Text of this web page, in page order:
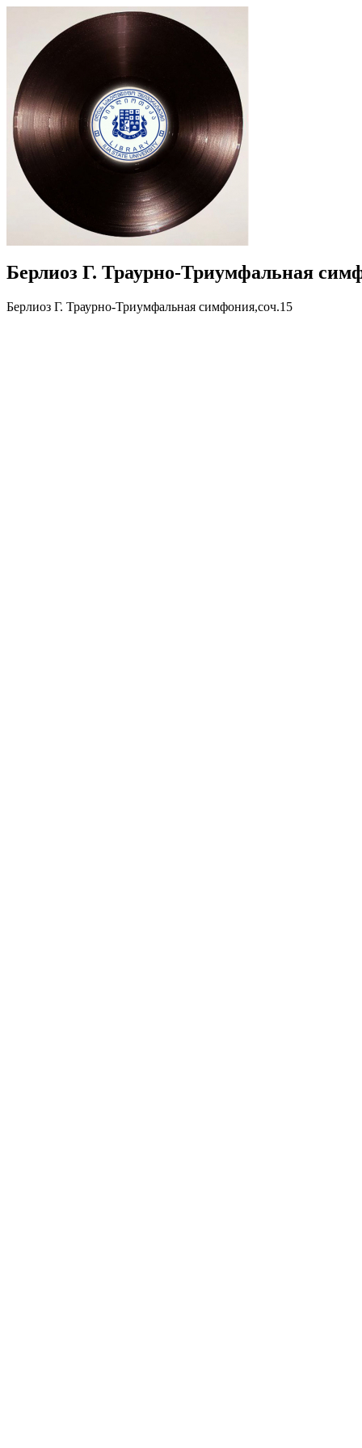
Берлиоз Г. Траурно-Триумфальная
Берлиоз Г. Траурно-Триумфальная симфония,соч.15